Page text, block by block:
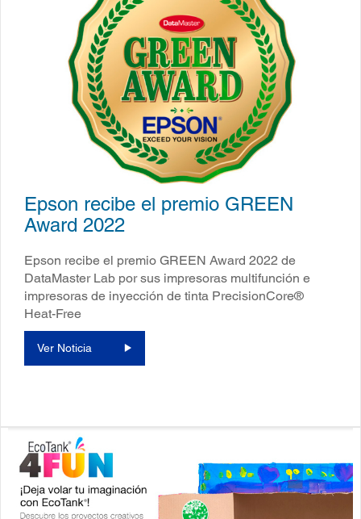
Epson recibe el premio GREEN
Award 2022
Epson recibe el premio GREEN Award 2022 de
DataMaster Lab por sus impresoras multifunción e
impresoras de inyección de tinta PrecisionCore®
Heat-Free
Ver Noticia